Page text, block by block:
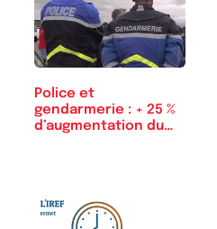
Police et
gendarmerie : + 25 %
d’augmentation du…